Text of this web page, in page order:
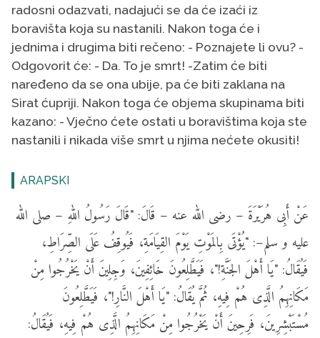
radosni odazvati, nadajući se da će izaći iz
boravišta koja su nastanili. Nakon toga će i
jednima i drugima biti rečeno: - Poznajete li ovu? -
Odgovorit će: - Da. To je smrt! -Zatim će biti
naređeno da se ona ubije, pa će biti zaklana na
Sirat ćupriji. Nakon toga će objema skupinama biti
kazano: - Vječno ćete ostati u boravištima koja ste
nastanili i nikada više smrt u njima nećete okusiti!
ARAPSKI
عَنْ أَبِى هُرَيْرَةَ – رضى الله عنه – قَالَ: "قَالَ رَسُولُ اللهِ – صلى الله
عليه و سلم–: "يُؤْتَى بِالمَوْتِ يَوْمَ القِيَامَةِ، فَيُوقِفُ عَلَى الصِّرَاطِ،
فَيُقَالُ: "يَا أَهْلَ الجَنَّةِ!"، فَيَطَّلِعُونَ خَائِفِينَ، وَجِلِينَ أَنْ يَخْرُجُوا مِنْ
مَكَانِهِمُ الَّذِى هُمْ فِيهِ، ثُمَّ يُقَالُ: "يَا أَهْلَ النَّارِ!"، فَيَطَّلِعُونَ
مُسْتَبْشِرِينَ، فَرِحِينَ أَنْ يَخْرُجُوا مِنْ مَكَانِهِمُ الَّذِى هُمْ فِيهِ، فَيُقَالُ: